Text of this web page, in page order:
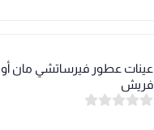
عينات عطور فيرساتشي مان أو
فريش